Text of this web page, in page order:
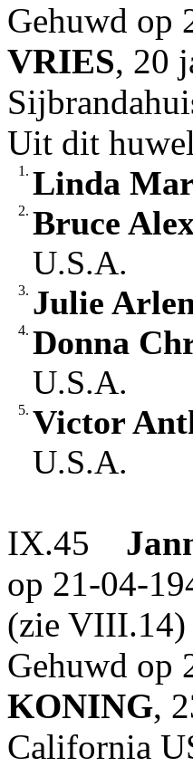
Gehuwd op
VRIES, 20
Uit dit
1. Linda
2. Bruce
U.S.A.
3. Julie
4. Donna
U.S.A.
5. Victor
U.S.A.
IX.45
op 21-04-
(zie VIII.14)
Gehuwd op
KONING,
California